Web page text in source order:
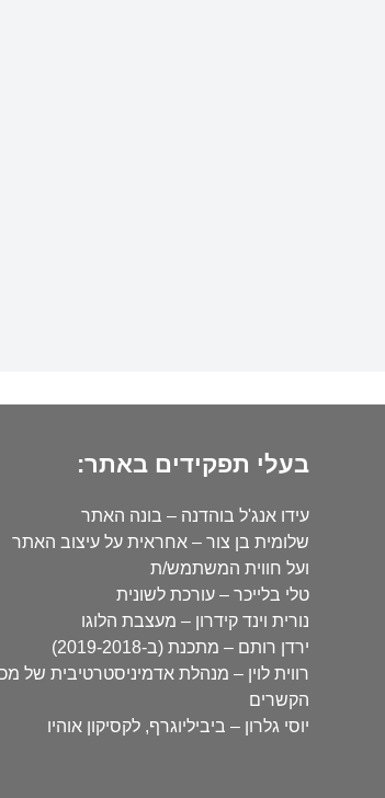
בעלי תפקידים באתר:
עידו אנג'ל בוהדנה – בונה האתר
שלומית בן צור – אחראית על עיצוב האתר
ועל חווית המשתמש/ת
טלי בלייכר – עורכת לשונית
נורית וינד קידרון – מעצבת הלוגו
ירדן רותם – מתכנת (ב-2019-2018)
רווית לוין – מנהלת אדמיניסטרטיבית של
הקשרים
יוסי גלרון – ביביליוגרף, לקסיקון אוהיו